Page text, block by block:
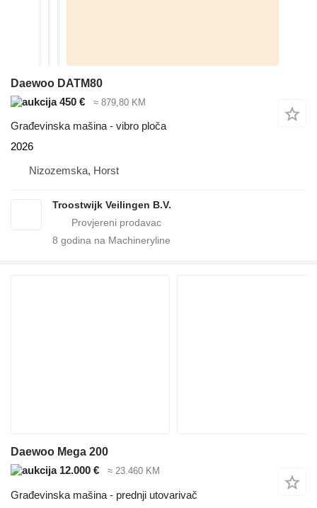
Daewoo DATM80
450 €
≈ 879,80 KM
Građevinska mašina - vibro ploča
2026
Nizozemska, Horst
Troostwijk Veilingen B.V.
8 godina na Machineryline
Daewoo Mega 200
12.000 €
≈ 23.460 KM
Građevinska mašina - prednji utovarivač